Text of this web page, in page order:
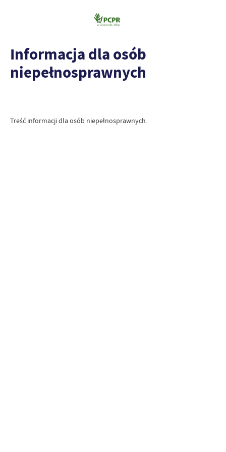
Informacja dla osób
niepełnosprawnych
Treść informacji dla osób niepełnosprawnych.